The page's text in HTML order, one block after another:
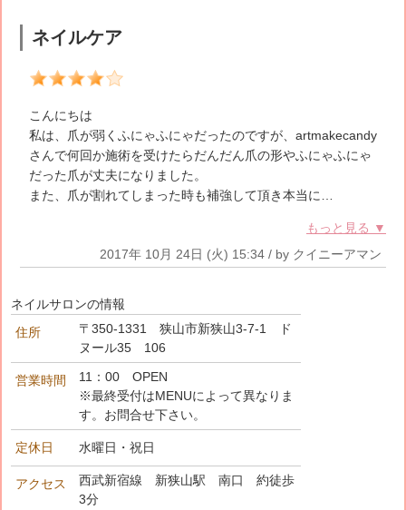
ネイルケア
こんにちは
私は、爪が弱くふにゃふにゃだったのですが、artmakecandy
さんで何回か施術を受けたらだんだん爪の形やふにゃふにゃ
だった爪が丈夫になりました。
また、爪が割れてしまった時も補強して頂き本当に…
もっと見る ▼
2017年 10月 24日 (火) 15:34 / by クイニーアマン
ネイルサロンの情報
住所
〒350-1331 狭山市新狭山3-7-1 ド
ヌール35 106
営業時間
11：00 OPEN
※最終受付はMENUによって異なりま
す。お問合せ下さい。
定休日 水曜日・祝日
アクセス
西武新宿線 新狭山駅 南口 約徒歩
3分